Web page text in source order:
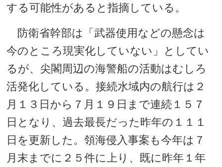
する可能性があると指摘している。
防衛省幹部は「武器使用などの懸念は
今のところ現実化していない」としてい
るが、尖閣周辺の海警船の活動はむしろ
活発化している。接続水域内の航行は２
月１３日から７月１９日まで連続１５７
日となり、過去最長だった昨年の１１１
日を更新した。領海侵入事案も今年は７
月末までに２５件に上り、既に昨年１年